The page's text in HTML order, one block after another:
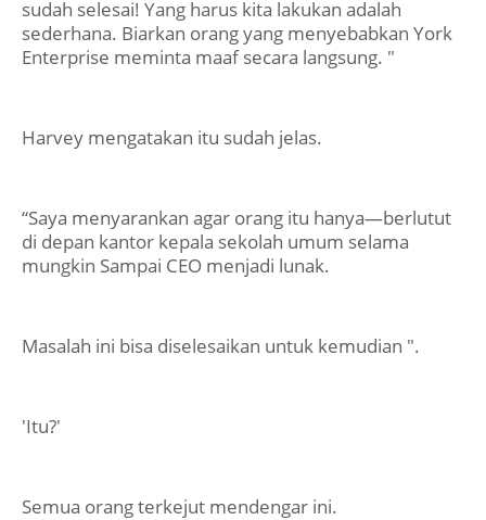
sudah selesai! Yang harus kita lakukan adalah
sederhana. Biarkan orang yang menyebabkan York
Enterprise meminta maaf secara langsung. "
Harvey mengatakan itu sudah jelas.
“Saya menyarankan agar orang itu hanya—berlutut
di depan kantor kepala sekolah umum selama
mungkin Sampai CEO menjadi lunak.
Masalah ini bisa diselesaikan untuk kemudian ".
'Itu?'
Semua orang terkejut mendengar ini.